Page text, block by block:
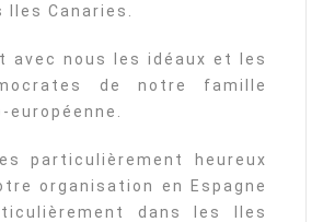
Iles Canaries.
avec nous les idéaux et les
de notre famille
européenne.
particulièrement heureux
organisation en Espagne
dans les Iles